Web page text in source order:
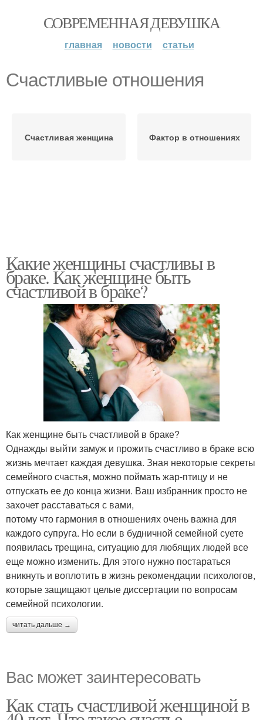
СОВРЕМЕННАЯ ДЕВУШКА
главная новости статьи
Счастливые отношения
Счастливая женщина Фактор в отношениях
Какие женщины счастливы в
браке. Как женщине быть
счастливой в браке?
Как женщине быть счастливой в браке?
Однажды выйти замуж и прожить счастливо в браке всю
жизнь мечтает каждая девушка. Зная некоторые секреты
семейного счастья, можно поймать жар-птицу и не
отпускать ее до конца жизни. Ваш избранник просто не
захочет расставаться с вами,
потому что гармония в отношениях очень важна для
каждого супруга. Но если в будничной семейной суете
появилась трещина, ситуацию для любящих людей все
еще можно изменить. Для этого нужно постараться
вникнуть и воплотить в жизнь рекомендации психологов,
которые защищают целые диссертации по вопросам
семейной психологии.
читать дальше →
Вас может заинтересовать
Как стать счастливой женщиной в